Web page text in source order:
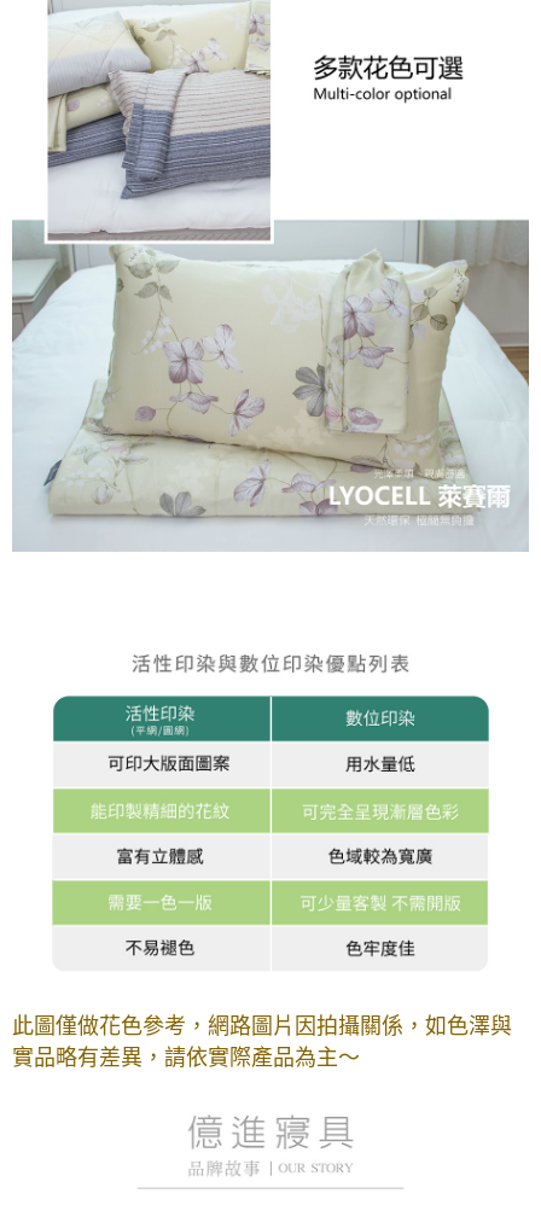
此圖僅做花色參考， 網路圖片因拍攝關係，如色澤與
實品略有差異，請依實際產品為主～